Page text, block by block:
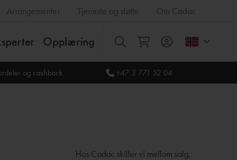
Arrangementer Tjeneste og støtte Om Cadac
Opplæring Alle
og cashback +47 3 771 52 04
Hos Cadac skiller vi mellom salg,